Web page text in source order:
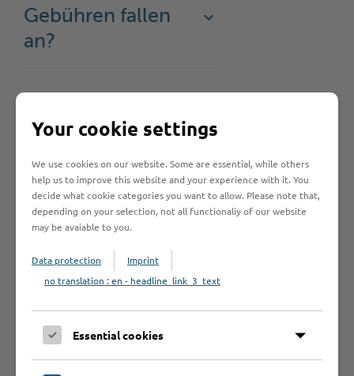
Gebühren fallen
an?
Anträge /
Formulare
Your cookie settings
We use cookies on our website. Some are essential, while others
help us to improve this website and your experience with it. You
decide what cookie categories you want to allow. Please note that,
depending on your selection, not all functionaliy of our website
may be avaiable to you.
Data protection
Imprint
no translation : en - headline_link_3_text
Essential cookies